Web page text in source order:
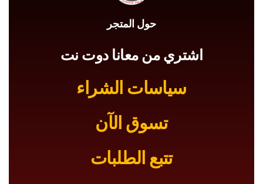
حول المتجر
اشتري من معانا دوت نت
سياسات الشراء
تسوق الآن
تتبع الطلبات